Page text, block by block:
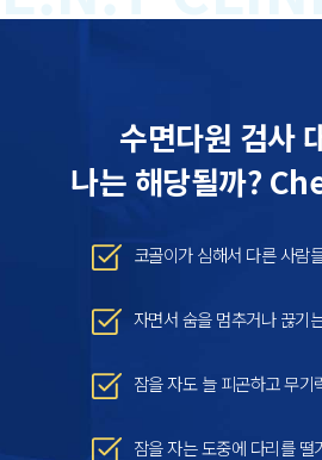
수면다원 검사
나는 해당될까?
코골이가 심해서 다른 사람
자면서 숨을 멈추거나 끊기
잠을 자도 늘 피곤하고 무기
잠을 자는 도중에 다리를 떨